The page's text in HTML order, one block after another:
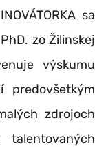
sa
zo Žilinskej
výskumu
predovšetkým
zdrojoch